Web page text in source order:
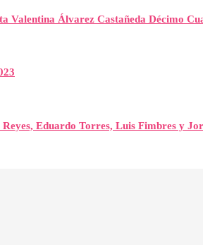
Valentina Álvarez Castañeda Décimo
Eduardo Torres, Luis Fimbres y